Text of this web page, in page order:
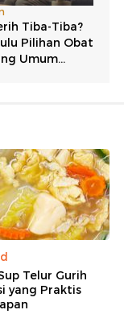
Telur Gurih
yang Praktis